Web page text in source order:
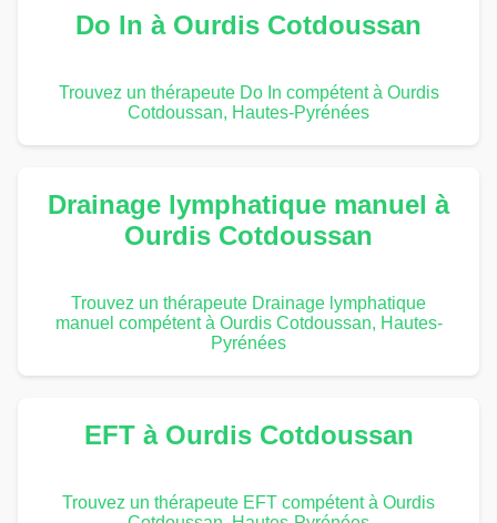
Do In à Ourdis Cotdoussan
Trouvez un thérapeute Do In compétent à Ourdis
Cotdoussan, Hautes-Pyrénées
Drainage lymphatique manuel à
Ourdis Cotdoussan
Trouvez un thérapeute Drainage lymphatique
manuel compétent à Ourdis Cotdoussan, Hautes-
Pyrénées
EFT à Ourdis Cotdoussan
Trouvez un thérapeute EFT compétent à Ourdis